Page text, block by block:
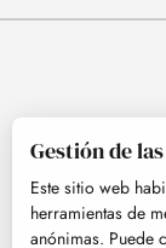
Gestión de
Este sitio web
herramientas de
anónimas. Puede